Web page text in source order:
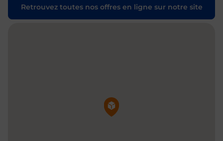
Retrouvez toutes nos offres en ligne sur notre site
Pin de la carte